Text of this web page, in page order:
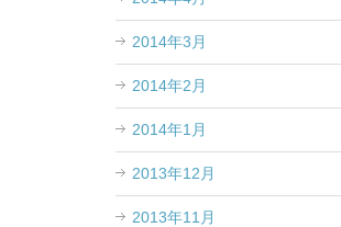
2014年3月
2014年2月
2014年1月
2013年12月
2013年11月